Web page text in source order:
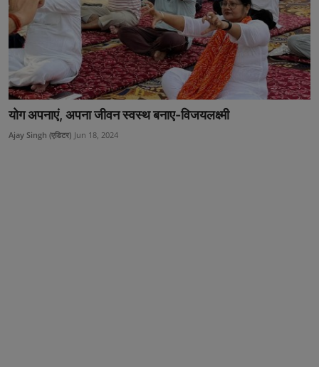
फिटनेश
बिजनेस & नौकरी
योग अपनाएं, अपना जीवन स्वस्थ बनाए-विजयलक्ष्मी
Ajay Singh (एडिटर) Jun 18, 2024